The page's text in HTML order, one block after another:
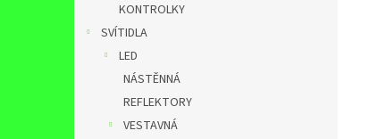
KONTROLKY
SVÍTIDLA
LED
NÁSTĚNNÁ
REFLEKTORY
VESTAVNÁ